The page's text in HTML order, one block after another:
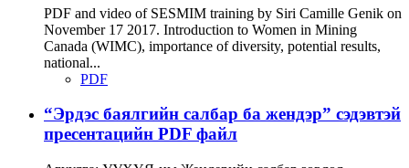
PDF and video of SESMIM training by Siri Camille Genik on
November 17 2017. Introduction to Women in Mining
Canada (WIMC), importance of diversity, potential results,
national...
PDF
“Эрдэс баялгийн салбар ба жендэр” сэдэвтэй
пресентацийн PDF файл